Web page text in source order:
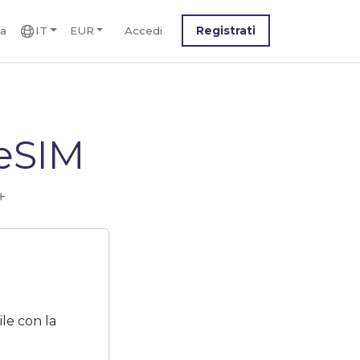
IT EUR Accedi Registrati
con la